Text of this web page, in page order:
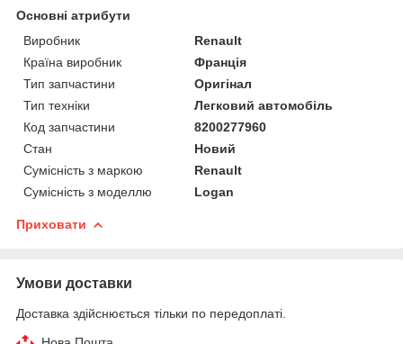
Основні атрибути
Виробник
Renault
Країна виробник
Франція
Тип запчастини
Оригінал
Тип техніки
Легковий автомобіль
Код запчастини
8200277960
Стан
Новий
Сумісність з маркою
Renault
Сумісність з моделлю
Logan
Приховати
Умови доставки
Доставка здійснюється тільки по передоплаті.